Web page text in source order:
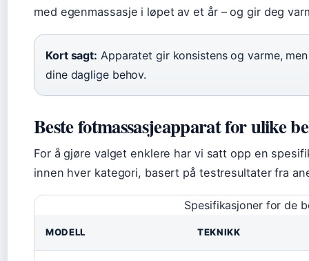
med egenmassasje i løpet av et år – og gir deg
Kort sagt: Apparatet gir konsistens og varme,
dine daglige behov.
Beste fotmassasjeapparat for ulike
For å gjøre valget enklere har vi satt opp en
innen hver kategori, basert på testresultater fra
Spesifikasjoner for de
MODELL TEKNIKK